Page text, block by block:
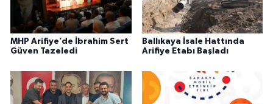
MHP Arifiye’de İbrahim Sert
Güven Tazeledi
Ballıkaya İsale Hattında
Arifiye Etabı Başladı